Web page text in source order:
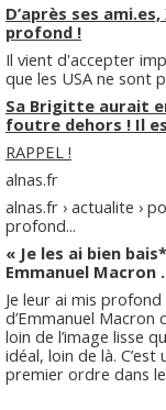
D’après ses
profond !
Il vient d'accepter
que les USA ne sont
Sa Brigitte aurait
foutre dehors ! Il
RAPPEL !
alnas.fr
alnas.fr › actualite ›
profond...
« Je les ai bien
Emmanuel Macron
Je leur ai mis profond
d’Emmanuel
loin de l’image lisse
idéal, loin de là.
premier ordre dans